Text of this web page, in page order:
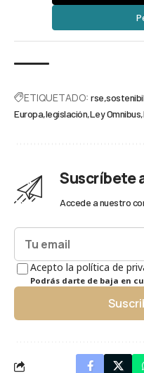
ETIQUETADO: rse
Europa legislación Ley Omnibus
Suscríbete
Accede a nuestro
Acepto la política de
Podrás darte de baja en